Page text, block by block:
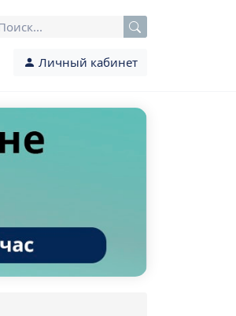
Личный кабинет